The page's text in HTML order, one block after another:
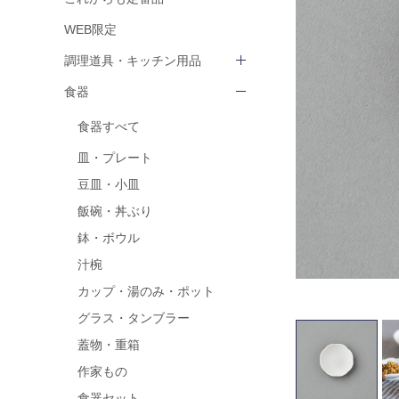
WEB限定
調理道具・キッチン用品
食器
食器すべて
皿・プレート
豆皿・小皿
飯碗・丼ぶり
鉢・ボウル
汁椀
カップ・湯のみ・ポット
グラス・タンブラー
蓋物・重箱
作家もの